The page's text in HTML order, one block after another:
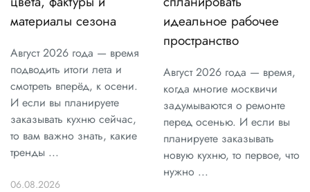
материалы сезона
Август 2026 года — время
подводить итоги лета и
смотреть вперёд, к осени.
И если вы планируете
заказывать кухню сейчас,
то вам важно знать, какие
тренды ...
06.08.2026
идеальное рабочее
пространство
Август 2026 года — время,
когда многие москвичи
задумываются о ремонте
перед осенью. И если вы
планируете заказывать
новую кухню, то первое, что
нужно ...